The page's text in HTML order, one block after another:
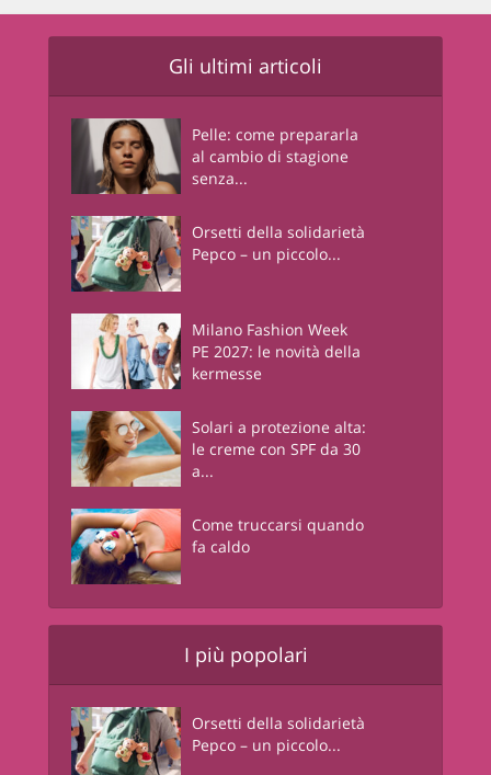
Gli ultimi articoli
Pelle: come prepararla
al cambio di stagione
senza...
Orsetti della solidarietà
Pepco – un piccolo...
Milano Fashion Week
PE 2027: le novità della
kermesse
Solari a protezione alta:
le creme con SPF da 30
a...
Come truccarsi quando
fa caldo
I più popolari
Orsetti della solidarietà
Pepco – un piccolo...